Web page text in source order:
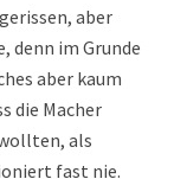
aber
denn im Grunde
aber kaum
die Macher
als
fast nie.